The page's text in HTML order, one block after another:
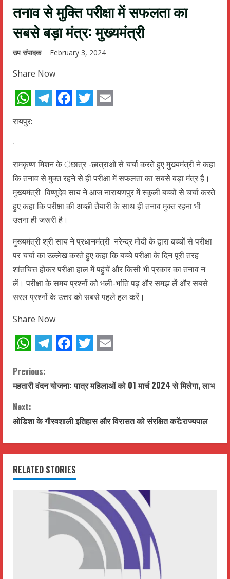
तनाव से मुक्ति परीक्षा में सफलता का
सबसे बड़ा मंत्र: मुख्यमंत्री
उप संपादक February 3, 2024
Share Now
WhatsApp
रायपुर:
रामकृष्ण मिशन के ंछात्र -छात्राओं से चर्चा करते हुए मुख्यमंत्री ने कहा
कि तनाव से मुक्त रहने से ही परीक्षा में सफलता का सबसे बड़ा मंत्र है।
मुख्यमंत्री विष्णुदेव साय ने आज नारायणपुर में स्कूली बच्चों से चर्चा करते
हुए कहा कि परीक्षा की अच्छी तैयारी के साथ ही तनाव मुक्त रहना भी
उतना ही जरूरी है।
मुख्यमंत्री श्री साय ने प्रधानमंत्री नरेन्द्र मोदी के द्वारा बच्चों से परीक्षा
पर चर्चा का उल्लेख करते हुए कहा कि बच्चे परीक्षा के दिन पूरी तरह
शांतचित्त होकर परीक्षा हाल में पहुंचें और किसी भी प्रकार का तनाव न
लें। परीक्षा के समय प्रश्नों को भली-भांति पढ़ और समझ लें और सबसे
सरल प्रश्नों के उत्तर को सबसे पहले हल करें।
Share Now
C
o
n
t
i
n
Previous:
महतारी वंदन योजना: पात्र महिलाओं को 01 मार्च 2024 से मिलेगा, लाभ
Next:
ओडिशा के गौरवशाली इतिहास और विरासत को संरक्षित करें:राज्यपाल
RELATED STORIES